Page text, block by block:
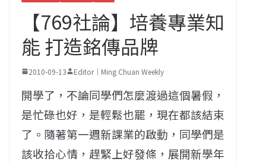
【769社論】培養專業知
能 打造銘傳品牌
2010-09-13 Editor｜Ming Chuan Weekly
開學了，不論同學們怎麼渡過這個暑假，
是忙碌也好，是輕鬆也罷，現在都該結束
了。隨著第一週新課業的啟動，同學們是
該收拾心情，趕緊上好發條，展開新學年